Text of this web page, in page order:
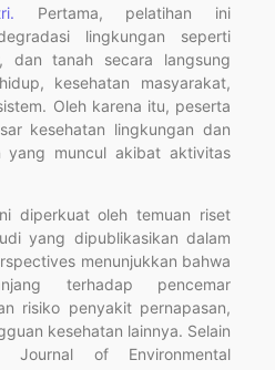
Pertama, pelatihan ini
lingkungan seperti
dan tanah secara langsung
kesehatan masyarakat,
Oleh karena itu, peserta
kesehatan lingkungan dan
yang muncul akibat aktivitas
diperkuat oleh temuan riset
yang dipublikasikan dalam
menunjukkan bahwa
terhadap pencemar
risiko penyakit pernapasan,
kesehatan lainnya. Selain
Journal of Environmental